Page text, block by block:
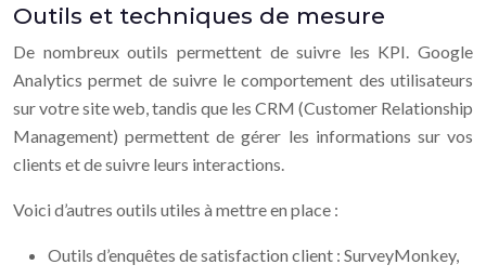
Outils et techniques de mesure
De nombreux outils permettent de suivre les KPI. Google
Analytics permet de suivre le comportement des utilisateurs
sur votre site web, tandis que les CRM (Customer Relationship
Management) permettent de gérer les informations sur vos
clients et de suivre leurs interactions.
Voici d’autres outils utiles à mettre en place :
Outils d’enquêtes de satisfaction client : SurveyMonkey,